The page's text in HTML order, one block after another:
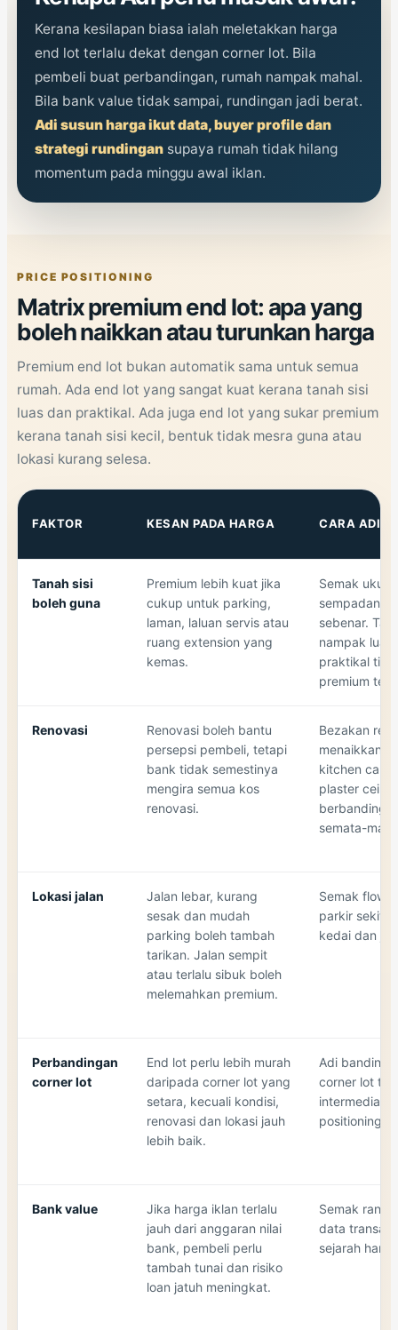
Kerana kesilapan biasa ialah meletakkan harga
end lot terlalu dekat dengan corner lot. Bila
pembeli buat perbandingan, rumah nampak mahal.
Bila bank value tidak sampai, rundingan jadi berat.
Adi susun harga ikut data, buyer profile dan
strategi rundingan supaya rumah tidak hilang
momentum pada minggu awal iklan.
PRICE POSITIONING
Matrix premium end lot: apa yang
boleh naikkan atau turunkan harga
Premium end lot bukan automatik sama untuk semua
rumah. Ada end lot yang sangat kuat kerana tanah sisi
luas dan praktikal. Ada juga end lot yang sukar premium
kerana tanah sisi kecil, bentuk tidak mesra guna atau
lokasi kurang selesa.
FAKTOR KESAN PADA HARGA CARA ADI
Tanah sisi
boleh guna
Premium lebih kuat jika
cukup untuk parking,
laman, laluan servis atau
ruang extension yang
kemas.
Semak
sempadan
sebenar.
nampak
praktikal
premium
Renovasi
Renovasi boleh bantu
persepsi pembeli, tetapi
bank tidak semestinya
mengira semua kos
renovasi.
Bezakan
menaikkan
kitchen
plaster
berbanding
semata-
Lokasi jalan
Jalan lebar, kurang
sesak dan mudah
parking boleh tambah
tarikan. Jalan sempit
atau terlalu sibuk boleh
melemahkan premium.
Semak flow
parkir
kedai dan
Perbandingan
corner lot
End lot perlu lebih murah
daripada corner lot yang
setara, kecuali kondisi,
renovasi dan lokasi jauh
lebih baik.
Adi
corner lot
intermediate
positioning
Bank value
Jika harga iklan terlalu
jauh dari anggaran nilai
bank, pembeli perlu
tambah tunai dan risiko
loan jatuh meningkat.
Semak
data
sejarah